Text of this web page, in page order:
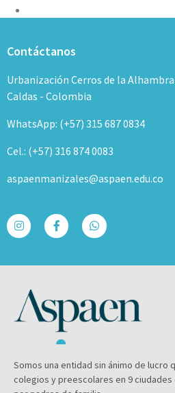
Contáctanos
Urbanización Cerros de la
Caldas - Colombia
WhatsApp: (+57) 315 687 0834
Cel.: (+57) 316 874 0083
aspaenmanizales@aspaen.edu.co
Somos una entidad sin ánimo de lucro
colegios y preescolares en 9